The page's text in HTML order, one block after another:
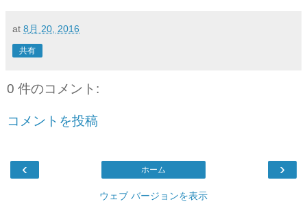
at 8月 20, 2016
共有
0 件のコメント:
コメントを投稿
‹ ›
ホーム
ウェブ バージョンを表示